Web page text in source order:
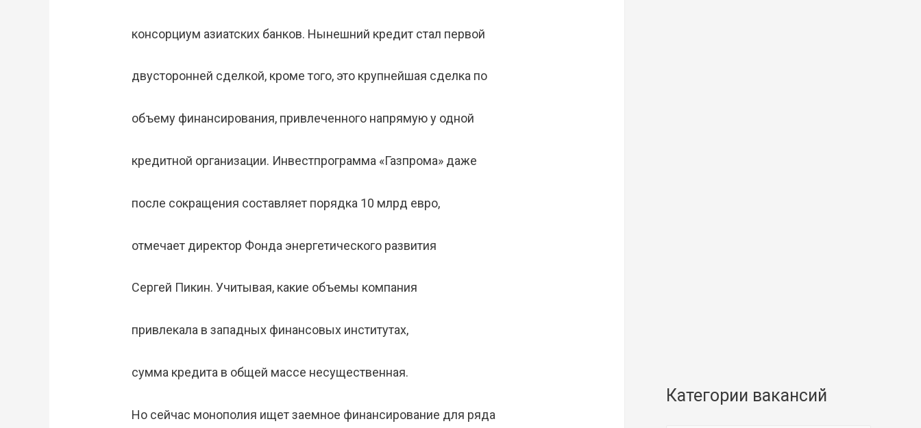
консорциум азиатских банков. Нынешний кредит стал первой
двусторонней сделкой, кроме того, это крупнейшая сделка по
объему финансирования, привлеченного напрямую у одной
кредитной организации. Инвестпрограмма «Газпрома» даже
после сокращения составляет порядка 10 млрд евро,
отмечает директор Фонда энергетического развития
Сергей Пикин. Учитывая, какие объемы компания
привлекала в западных финансовых институтах,
сумма кредита в общей массе несущественная.
Но сейчас монополия ищет заемное финансирование для ряда
Категории вакансий